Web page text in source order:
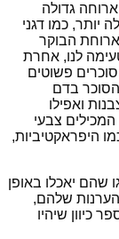
גדולה
יותר, כמו דגני
הבוקר
לנו, אחרת
פשוטים
בדם
ואפילו
צבעי
היפראקטיביות,
שהם יאכלו באופן
שלהם,
כיוון שיהיו